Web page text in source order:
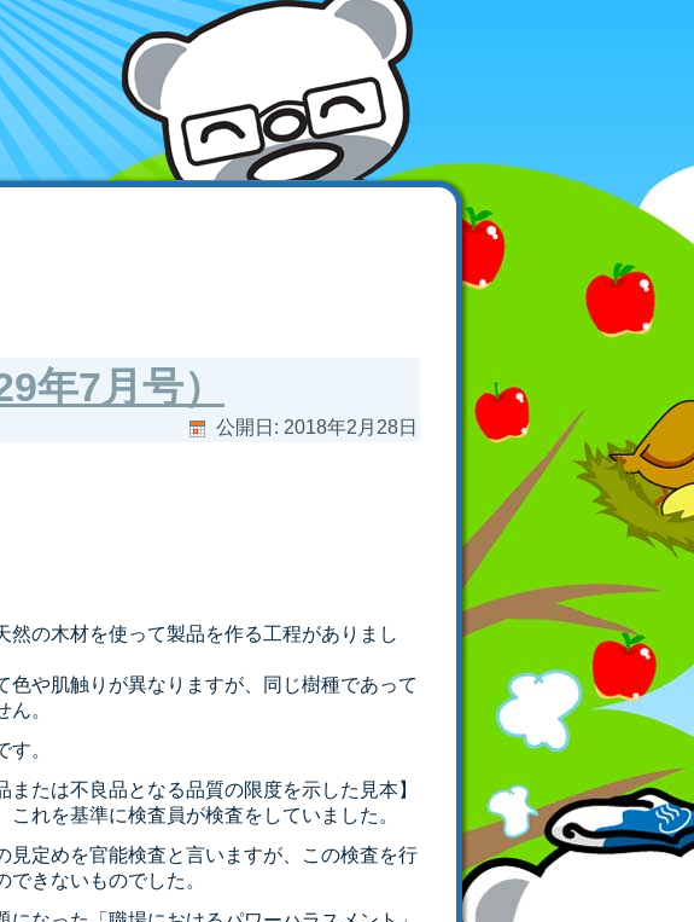
年7月号）
公開日: 2018年2月28日
然の木材を使って製品を作る工程がありまし
色や肌触りが異なりますが、同じ樹種であって
。
。
たは不良品となる品質の限度を示した見本】
れを基準に検査員が検査をしていました。
見定めを官能検査と言いますが、この検査を行
きないものでした。